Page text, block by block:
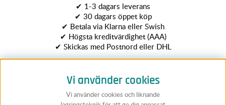
✔ 1-3 dagars leverans
✔ 30 dagars öppet köp
✔ Betala via Klarna eller Swish
✔ Högsta kreditvärdighet (AAA)
✔ Skickas med Postnord eller DHL
Vi använder cookies
Vi använder cookies och liknande